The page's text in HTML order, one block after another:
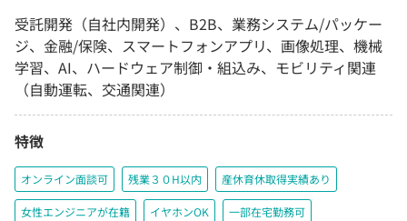
受託開発（自社内開発）、B2B、業務システム/パッケー
ジ、金融/保険、スマートフォンアプリ、画像処理、機械
学習、AI、ハードウェア制御・組込み、モビリティ関連
（自動運転、交通関連）
特徴
オンライン面談可 残業３０H以内 産休育休取得実績あり
女性エンジニアが在籍 イヤホンOK 一部在宅勤務可